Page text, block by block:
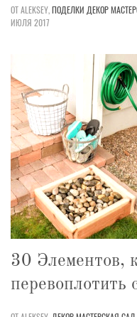
ОТ ALEKSEY,ПОДЕЛКИ ДЕКОР
ИЮЛЯ 2017
30 Элементов,
перевоплотить